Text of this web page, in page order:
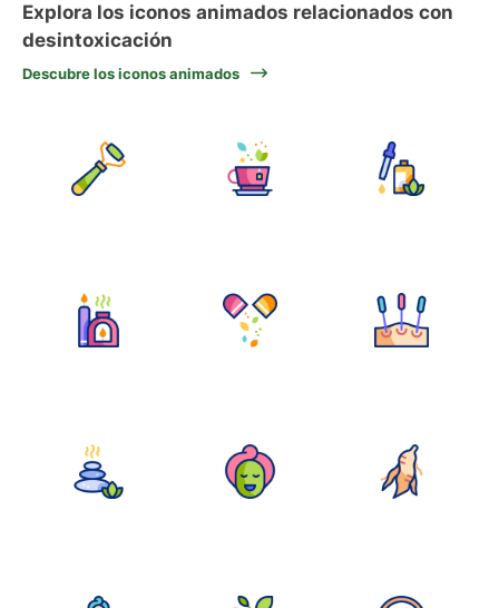
Explora los iconos animados relacionados con
desintoxicación
Descubre los iconos animados